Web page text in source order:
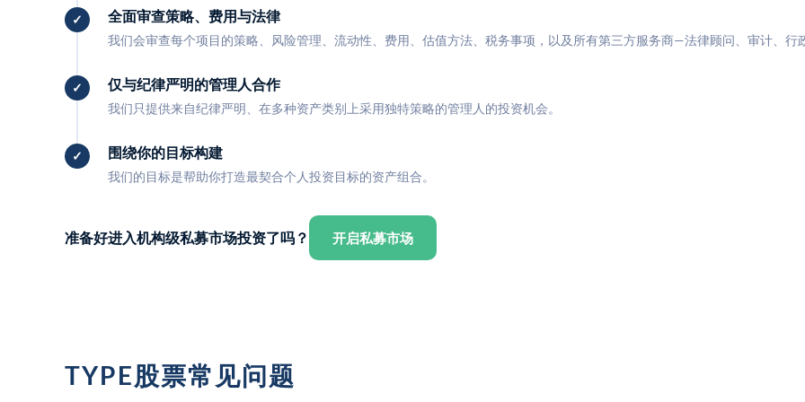
全面审查策略、费用与法律
我们会审查每个项目的策略、风险管理、流动性、费用、估值方法、税务事项，以及所有第三方服务商—法律顾问、审计、行
仅与纪律严明的管理人合作
我们只提供来自纪律严明、在多种资产类别上采用独特策略的管理人的投资机会。
围绕你的目标构建
我们的目标是帮助你打造最契合个人投资目标的资产组合。
准备好进入机构级私募市场投资了吗？ 开启私募市场
TYPE股票常见问题